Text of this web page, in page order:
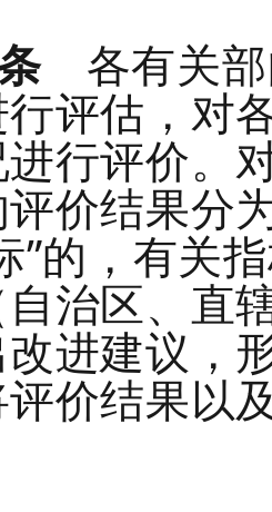
各有关部
评估，对
行评价。
价结果分
”的，有关
治区、直
进建议，
价结果以